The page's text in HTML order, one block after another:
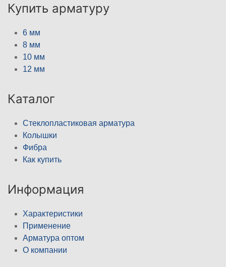
Купить арматуру
6 мм
8 мм
10 мм
12 мм
Каталог
Стеклопластиковая арматура
Колышки
Фибра
Как купить
Информация
Характеристики
Применение
Арматура оптом
О компании